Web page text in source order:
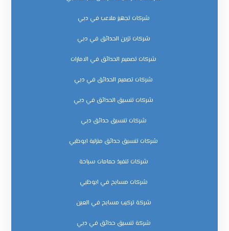
شركات تجهيز ملاعب في دبي
شركات تزين الحدائق في دبي
شركات تصميم الحدائق في الامارات
شركات تصميم الحدائق في دبي
شركات تنسيق الحدائق في دبي
شركات تنسيق حدائق دبي
شركات تنسيق حدائق منزلية ابوظبي
شركات تنفيذ حمامات سباحة
شركات مسابح في ابوظبي
شركة تركيب مسابح في العين
شركة تنسيق حدائق في دبي